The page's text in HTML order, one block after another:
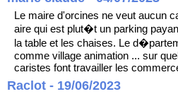
Le maire d'orcines ne veut aucun
aire qui est plut�t un parking
la table et les chaises. Le
comme village animation ... sur
caristes font travailler les
Raclot - 19/06/2023